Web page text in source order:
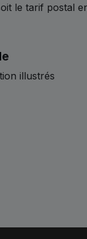
le tarif postal
illustrés